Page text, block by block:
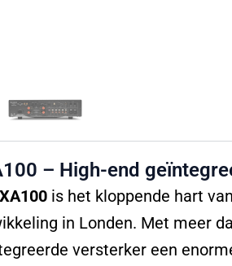
– High-end
is het kloppende hart
in Londen. Met meer
versterker een